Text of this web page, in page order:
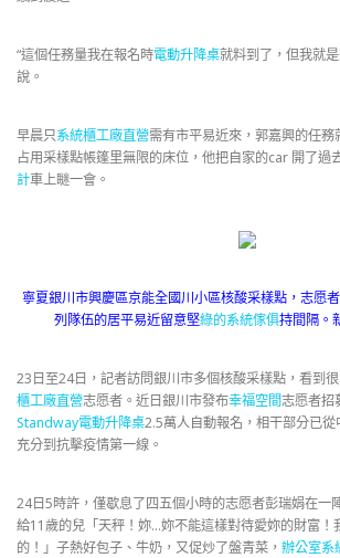
“這個任務量我在報名時電動升降桌就料到了，但我就
說。
早晨只系統櫃工廠直營需有市平易近來，郭嘉興的任
占用采樣點帳篷里無限的床位，他把自家的car 開了過
計車上瞇一會。
寧夏銀川市興慶區京能全國川小區核酸采樣點，志愿
列隊伍的居平易近留意堅綠的系統傢俱持間隔。
23日至24日，記者訪問銀川市多個核酸采樣點，看到
櫃工廠直營志愿者。近日銀川市發布幸福空間志愿者招
Standway電動升降桌2.5萬人自動報名，相干部分已
充分到抗擊疫情第一線。
24日5時許，僅歇息了四五個小時的志愿者彭瑞娟在一
給11歲的兒「天秤！妳…妳不能這樣對待愛妳的財富！
的！」子熱好包子、牛奶，又促炒了盤青菜， 辦公室系